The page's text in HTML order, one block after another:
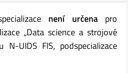
není určenapro
„Data science a strojové
N-UIDS FIS, podspecializace